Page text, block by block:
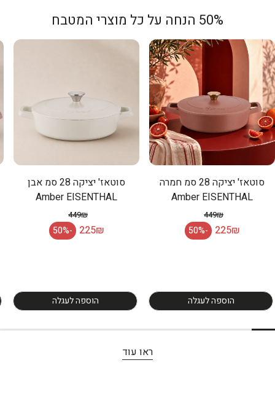
50% הנחה על כל מוצרי המטבח
סוטאז' יציקה 28 סמ חמרה
Amber EISENTHAL
225₪
-50%
מחיר מבצע
מחיר רגיל
449₪
הוספה לעגלה
סוטאז' יציקה 28 סמ אבן
Amber EISENTHAL
225₪
-50%
מחיר מבצע
מחיר רגיל
449₪
הוספה לעגלה
ראו עוד